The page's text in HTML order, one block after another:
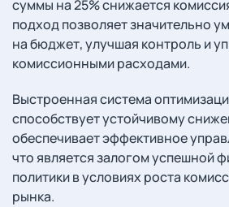
суммы на 25% снижается
подход позволяет значительно
на бюджет, улучшая контроль и
комиссионными расходами.
Выстроенная система
способствует устойчивому
обеспечивает эффективное
что является залогом успешной
политики в условиях роста
рынка.